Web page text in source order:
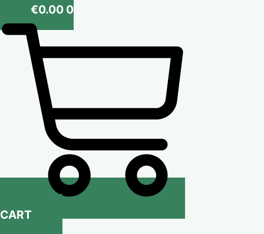
€0.00 0
CART